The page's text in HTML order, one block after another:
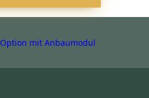
Option mit Anbaumodul